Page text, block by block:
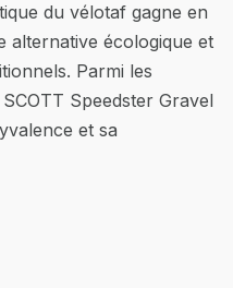
du vélotaf gagne en
alternative écologique et
Parmi les
Speedster Gravel
et sa